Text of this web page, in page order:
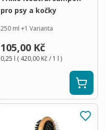
pro psy a kočky
250 ml +1 Varianta
105,00 Kč
0,25 l ( 420,00 Kč/ 1 l )